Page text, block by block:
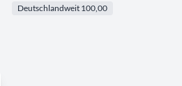
Deutschlandweit 100,00